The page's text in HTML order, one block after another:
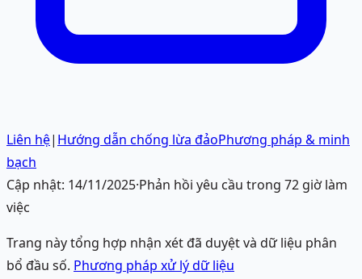
Liên hệ| Hướng dẫn chống lừa đảoPhương pháp & minh
bạch
Cập nhật: 14/11/2025·Phản hồi yêu cầu trong 72 giờ làm
việc
Trang này tổng hợp nhận xét đã duyệt và dữ liệu phân
bổ đầu số. Phương pháp xử lý dữ liệu